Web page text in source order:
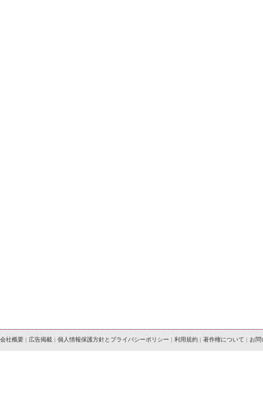
会社概要 | 広告掲載 | 個人情報保護方針とプライバシーポリシー | 利用規約 | 著作権について | お問